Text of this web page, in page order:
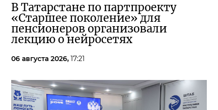
В Татарстане по партпроекту
«Старшее поколение» для
пенсионеров организовали
лекцию о нейросетях
06 августа 2026, 17:21